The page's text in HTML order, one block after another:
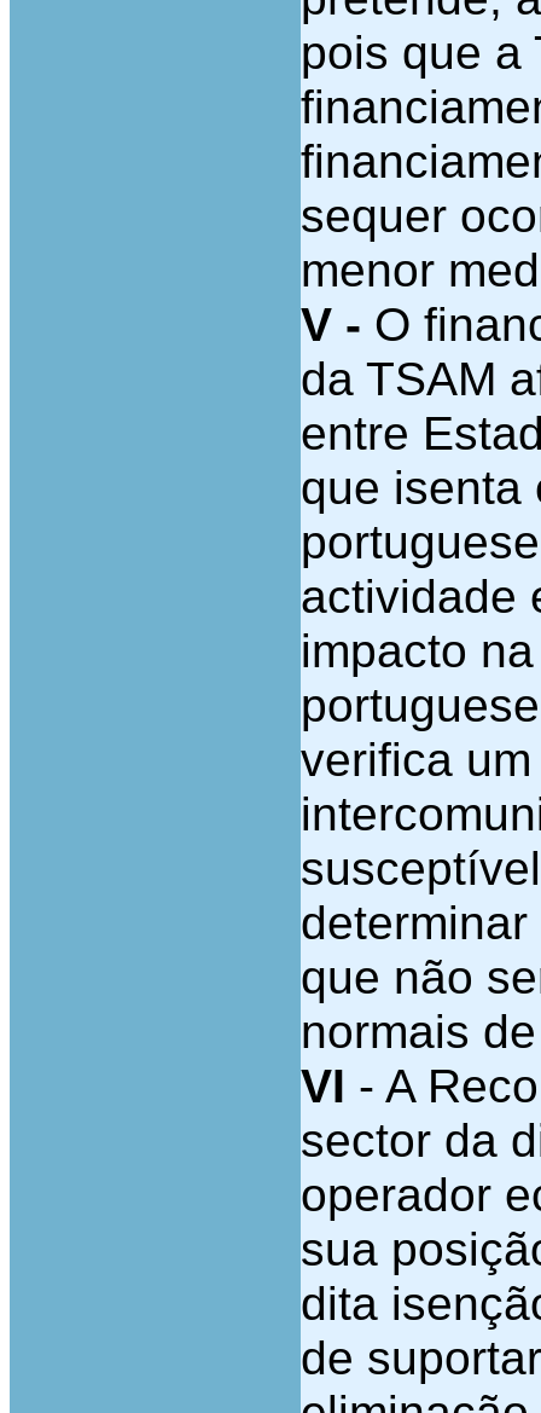
pois que a
sequer
menor
V - O
da TSAM
entre
que isenta
actividade
impacto
verifica
que não
normais
VI - A
sector da
operador
sua
dita
de